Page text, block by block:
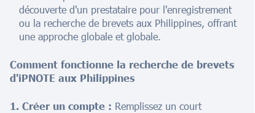
découverte d'un prestataire pour l'enregistrement
ou la recherche de brevets aux Philippines, offrant
une approche globale et globale.
Comment fonctionne la recherche de brevets
d'iPNOTE aux Philippines
1. Créer un compte : Remplissez un court